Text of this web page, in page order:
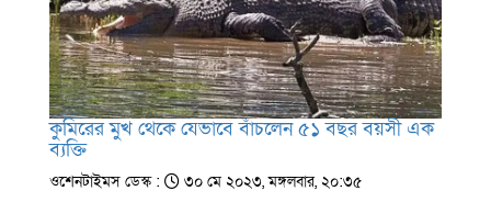
কুমিরের মুখ থেকে যেভাবে বাঁচলেন ৫১ বছর বয়সী এক
ব্যক্তি
ওশেনটাইমস ডেস্ক :
৩০ মে ২০২৩, মঙ্গলবার, ২০:৩৫